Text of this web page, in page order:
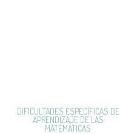
DIFICULTADES ESPECÍFICAS DE
APRENDIZAJE DE LAS
MATEMÁTICAS